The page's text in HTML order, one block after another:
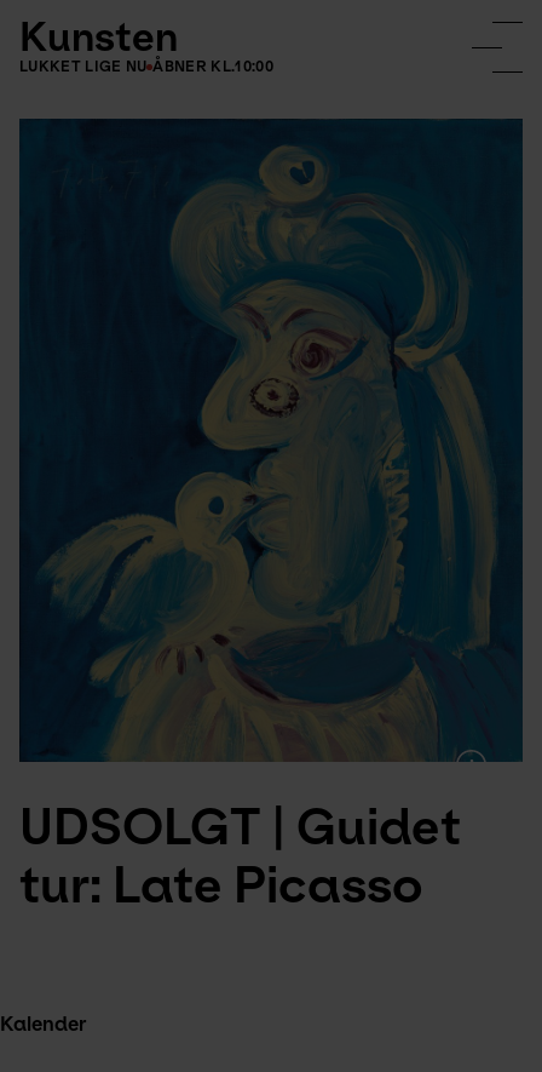
Kunsten
LUKKET LIGE NU ÅBNER KL.10:00
UDSOLGT | Guidet
tur: Late Picasso
Kalender